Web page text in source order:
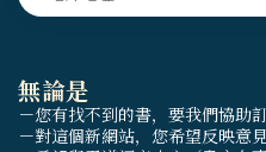
無論是
－您有找不到的書，要我們協助
－對這個新網站，您希望反映意